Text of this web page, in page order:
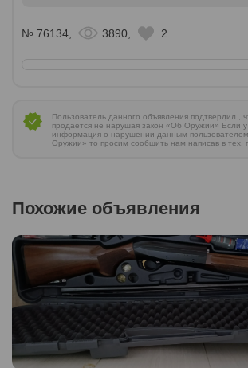
№ 76134, 3890, 2
Пользователь данного объявления подтвердил ,
продается не нарушая закон «Об Оружии» Если
информация о нарушении данным
Оружии» то просим сообщить нам написав в тех.
Похожие объявления